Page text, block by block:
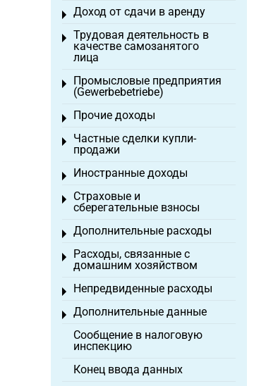
Доход от сдачи в аренду
Toggle menu
Трудовая деятельность в
качестве самозанятого
лица
Toggle menu
Промысловые предприятия
(Gewerbebetriebe)
Toggle menu
Прочие доходы
Toggle menu
Частные сделки купли-
продажи
Toggle menu
Иностранные доходы
Toggle menu
Страховые и
сберегательные взносы
Toggle menu
Дополнительные расходы
Toggle menu
Расходы, связанные с
домашним хозяйством
Toggle menu
Непредвиденные расходы
Toggle menu
Дополнительные данные
Toggle menu
Сообщение в налоговую
инспекцию
Конец ввода данных